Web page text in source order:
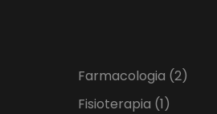
Farmacologia (2)
Fisioterapia (1)